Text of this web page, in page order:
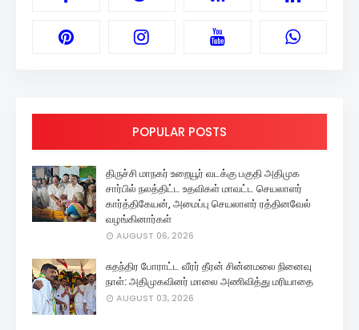
POPULAR POSTS
திருச்சி மாநகர் உறையூர் வடக்கு பகுதி அதிமுக
சார்பில் நலத்திட்ட உதவிகள் மாவட்ட செயலாளர்
கார்த்திகேயன், அமைப்பு செயலாளர் ரத்தினவேல்
வழங்கினார்கள்
AUGUST 06, 2026
சுதந்திர போராட்ட வீரர் தீரன் சின்னமலை நினைவு
நாள்: அதிமுகவினர் மாலை அணிவித்து மரியாதை
AUGUST 03, 2026